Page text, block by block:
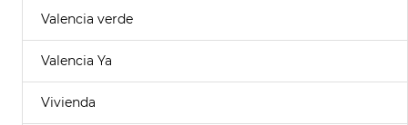
Valencia verde
Valencia Ya
Vivienda